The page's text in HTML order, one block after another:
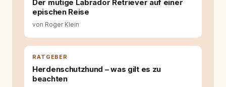
Welche Themen sind relevant? Welche
Inhalte so aufbereiten, dass sie verständlich,
fundiert und für unsere Leser wirklich
hilfreich sind? Ich glaube, dass Emotionen
allein nicht ausreichen. Gute Entscheidungen
entstehen dort, wo Information,
Selbstreflexion und Bereitschaft zum
Der mutige Labrador Retriever auf einer
epischen Reise
von Roger Klein
RATGEBER
Herdenschutzhund – was gilt es zu
beachten